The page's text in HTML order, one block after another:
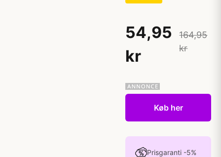
54,95
kr
164,95
kr
Køb her
Prisgaranti -5%